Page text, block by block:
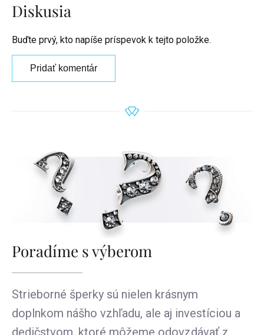
Diskusia
Buďte prvý, kto napíše príspevok k tejto položke.
Pridať komentár
Poradíme s výberom
Strieborné šperky sú nielen krásnym
doplnkom nášho vzhľadu, ale aj investíciou a